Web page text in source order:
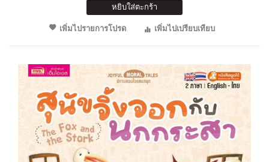
หยิบใส่ตะกร้า
เพิ่มไปรายการโปรด
เพิ่มไปเปรียบเทียบ